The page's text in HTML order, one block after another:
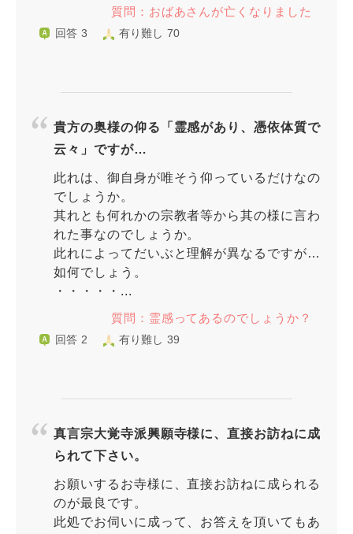
質問：おばあさんが亡くなりました
回答 3 有り難し 70
貴方の奥様の仰る「霊感があり、憑依体質で
云々」ですが…
此れは、御自身が唯そう仰っているだけなの
でしょうか。
其れとも何れかの宗教者等から其の様に言わ
れた事なのでしょうか。
此れによってだいぶと理解が異なるですが…
如何でしょう。
・・・・・...
質問：霊感ってあるのでしょうか？
回答 2 有り難し 39
真言宗大覚寺派興願寺様に、直接お訪ねに成
られて下さい。
お願いするお寺様に、直接お訪ねに成られる
のが最良です。
此処でお伺いに成って、お答えを頂いてもあ